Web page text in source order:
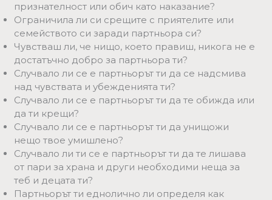
признателност или обич като наказание?
Ограничила ли си срещите с приятелите или
семейството си заради партньора си?
Чувстваш ли, че нищо, което правиш, никога не е
достатъчно добро за партньора ти?
Случвало ли се е партньорът ти да се надсмива
над чувствата и убежденията ти?
Случвало ли се е партньорът ти да те обижда или
да ти крещи?
Случвало ли се е партньорът ти да унищожи
нещо твое умишлено?
Случвало ли ти се е партньорът ти да те лишава
от пари за храна и други необходими неща за
теб и децата ти?
Партньорът ти еднолично ли определя как